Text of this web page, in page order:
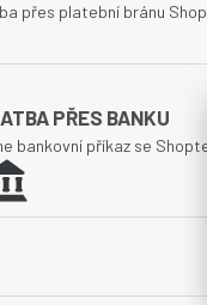
přes platební bránu
PŘES BANKU
bankovní příkaz se